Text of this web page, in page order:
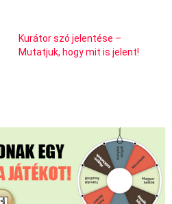
Kurátor szó jelentése –
Mutatjuk, hogy mit is jelent!